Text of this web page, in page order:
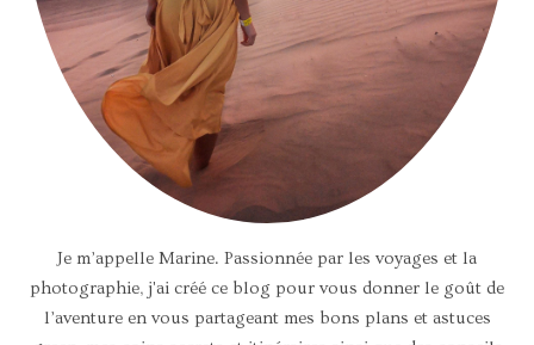
Je m’appelle Marine. Passionnée par les voyages et la
photographie, j'ai créé ce blog pour vous donner le goût de
l’aventure en vous partageant mes bons plans et astuces